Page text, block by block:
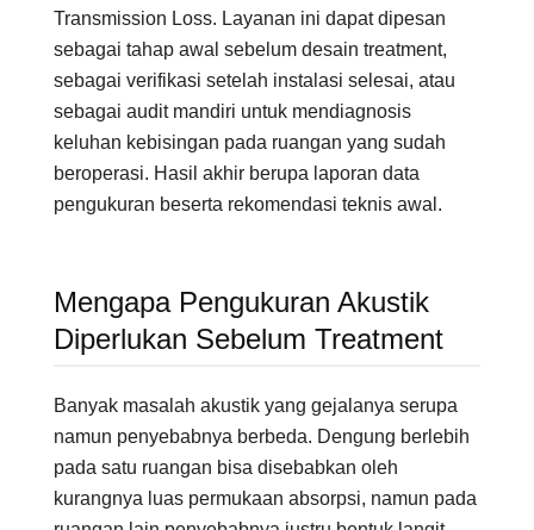
Transmission Loss. Layanan ini dapat dipesan
sebagai tahap awal sebelum desain treatment,
sebagai verifikasi setelah instalasi selesai, atau
sebagai audit mandiri untuk mendiagnosis
keluhan kebisingan pada ruangan yang sudah
beroperasi. Hasil akhir berupa laporan data
pengukuran beserta rekomendasi teknis awal.
Mengapa Pengukuran Akustik
Diperlukan Sebelum Treatment
Banyak masalah akustik yang gejalanya serupa
namun penyebabnya berbeda. Dengung berlebih
pada satu ruangan bisa disebabkan oleh
kurangnya luas permukaan absorpsi, namun pada